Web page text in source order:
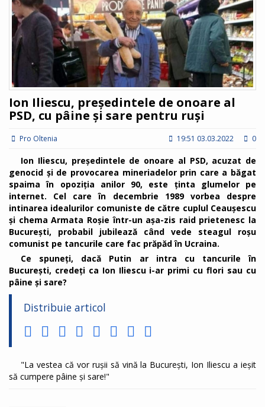
Ion Iliescu, președintele de onoare al
PSD, cu pâine și sare pentru ruși
Pro Oltenia 19:51 03.03.2022 0
Ion Iliescu, președintele de onoare al PSD, acuzat de
genocid și de provocarea mineriadelor prin care a băgat
spaima în opoziția anilor 90, este ținta glumelor pe
internet. Cel care în decembrie 1989 vorbea despre
intinarea idealurilor comuniste de către cuplul Ceaușescu
și chema Armata Roșie într-un așa-zis raid prietenesc la
București, probabil jubilează când vede steagul roșu
comunist pe tancurile care fac prăpăd în Ucraina.
Ce spuneți, dacă Putin ar intra cu tancurile în
București, credeți ca Ion Iliescu i-ar primi cu flori sau cu
pâine și sare?
Distribuie articol
"La vestea că vor rușii să vină la București, Ion Iliescu a ieșit
să cumpere pâine și sare!"